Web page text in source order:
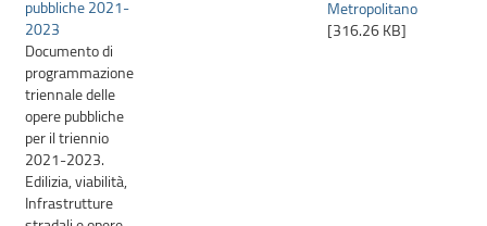
pubbliche 2021-
2023
Documento di
programmazione
triennale delle
opere pubbliche
per il triennio
2021-2023.
Edilizia, viabilità,
Infrastrutture
Metropolitano
[316.26 KB]